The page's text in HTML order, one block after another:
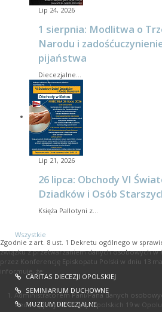
Lip 24, 2026
1 sierpnia: Modlitwa o
Narodu i
pijaństwa
Diecezjalne…
Lip 21, 2026
26 lipca: Obchody VI
Dziadków i Osób
Księża Pallotyni z…
Wszystkie
CARITAS DIECEZJI OPOLSKIEJ
SEMINIARIUM DUCHOWNE
MUZEUM DIECEZJALNE
Zgodnie z art. 8 ust. 1 Dekretu ogólnego w
związku z przetwarzaniem danych osobowych w
przez Konferencję Episkopatu Polski w dniu 13
informuję, że:
Administratorem Pani/Pana danych
siedzibą przy ul. Książąt Opolskich 19 w